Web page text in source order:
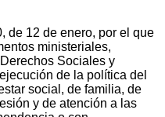
de 12 de enero, por el que
ministeriales,
Sociales y
de la política del
social, de familia, de
y de atención a las